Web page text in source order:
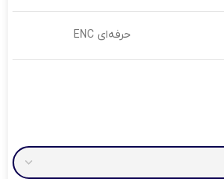
حرفه‌ای ENC